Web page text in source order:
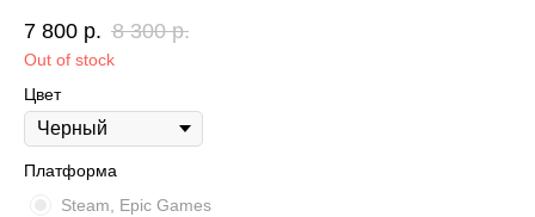
7 800 р. 8 300 р.
Out of stock
Цвет
Платформа
Steam, Epic Games